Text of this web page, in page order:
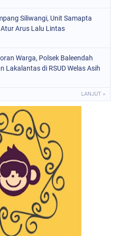
Siliwangi, Unit Samapta
Arus Lalu Lintas
Warga, Polsek Baleendah
Lakalantas di RSUD Welas Asih
LANJUT »